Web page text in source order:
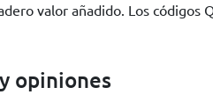
valor añadido. Los códigos
opiniones